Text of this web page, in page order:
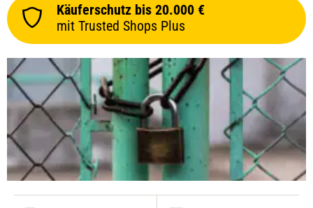
Käuferschutz bis 20.000 €
mit Trusted Shops Plus